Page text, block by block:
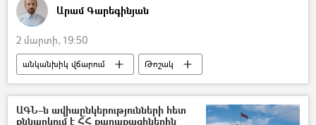
Արամ Գարեգինյան
2 մարտի, 19:50
անկանխիկ վճարում
Թոշակ
թոշակառու
Նպաստ
առևտուր
առցանց վաճառք
Հեղինակներ
ԱԳՆ–ն ավիաընկերությունների հետ
քննարկում է ՀՀ քաղաքացիներին